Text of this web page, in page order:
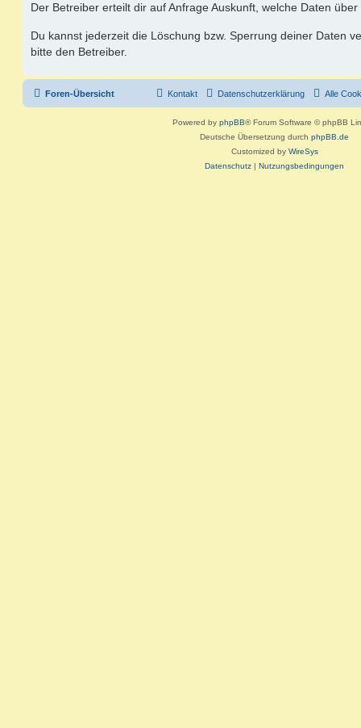
Der Betreiber erteilt dir auf Anfrage Auskunft, welche Daten
Du kannst jederzeit die Löschung bzw. Sperrung deiner Daten
bitte den Betreiber.
Foren-Übersicht Alle
Datenschutzerklärung
Kontakt
Powered by phpBB® Forum Software © phpBB
Deutsche Übersetzung durch phpBB.de
Customized by WireSys
Datenschutz | Nutzungsbedingungen